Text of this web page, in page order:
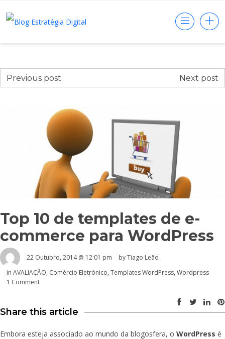
Previous post Next post
Top 10 de templates de e-
commerce para WordPress
22 Outubro, 2014 @ 12:01 pm
by Tiago Leão
in AVALIAÇÃO, Comércio Eletrónico, Templates WordPress, Wordpress
1 Comment
Share this article
Embora esteja associado ao mundo da blogosfera, o WordPress é